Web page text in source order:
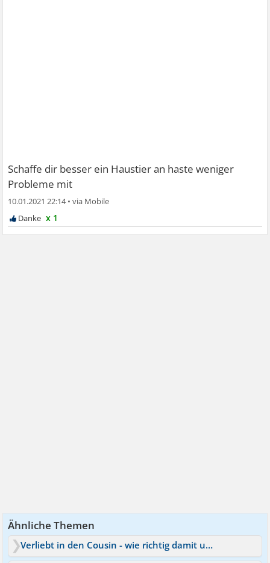
Schaffe dir besser ein Haustier an haste weniger
Probleme mit
10.01.2021 22:14•
x 1
Ähnliche Themen
Verliebt in den Cousin - wie richtig damit umgehen?